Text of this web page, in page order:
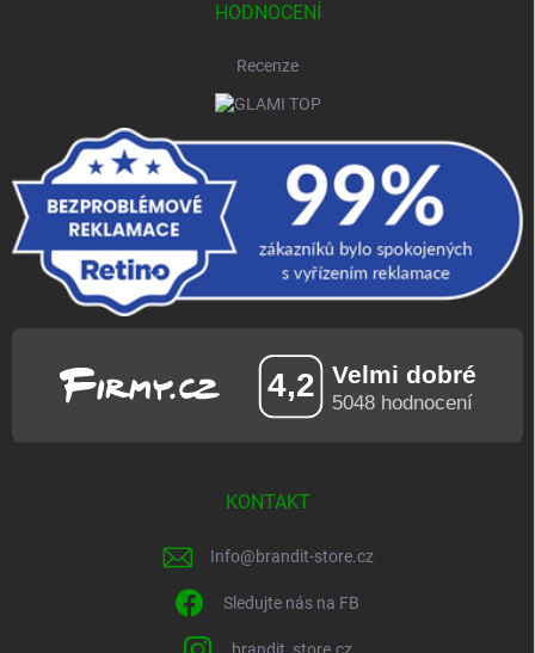
HODNOCENÍ
Recenze
KONTAKT
Info@brandit-store.cz
Sledujte nás na FB